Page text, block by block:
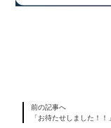
前の記事へ
「お待たせしました！！」